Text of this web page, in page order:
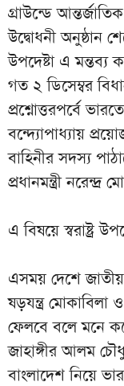
গ্রাউন্ডে
উদ্বোধনী অনুষ্ঠান
উপদেষ্টা এ মন্তব্য
গত ২ ডিসেম্বর
প্রশ্নোত্তরপর্বে
বন্দ্যোপাধ্যায়
বাহিনীর সদস্য
প্রধানমন্ত্রী
এ বিষয়ে স্বরাষ্ট্র
এসময় দেশে
ষড়যন্ত্র মোকাবিলা
ফেলবে বলে মনে
জাহাঙ্গীর আলম
বাংলাদেশ নিয়ে